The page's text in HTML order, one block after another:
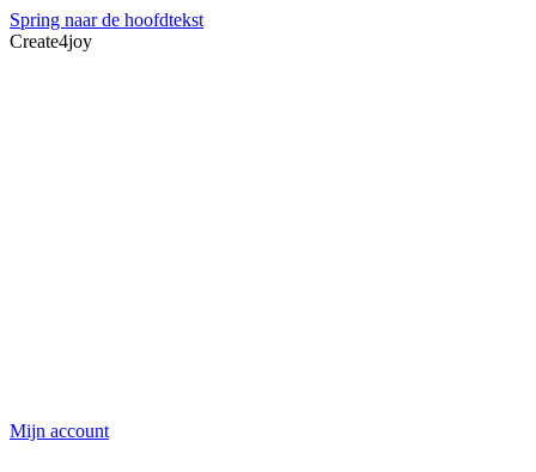
Spring naar de hoofdtekst
Create4joy
Mijn account